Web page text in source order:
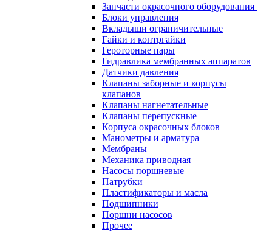
Запчасти окрасочного оборудования
Блоки управления
Вкладыши ограничительные
Гайки и контргайки
Героторные пары
Гидравлика мембранных аппаратов
Датчики давления
Клапаны заборные и корпусы
клапанов
Клапаны нагнетательные
Клапаны перепускные
Корпуса окрасочных блоков
Манометры и арматура
Мембраны
Механика приводная
Насосы поршневые
Патрубки
Пластификаторы и масла
Подшипники
Поршни насосов
Прочее